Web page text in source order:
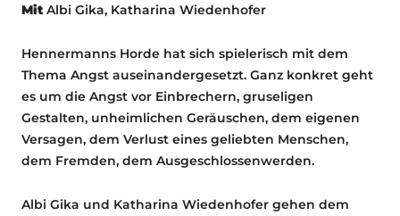
MitAlbi Gika, Katharina Wiedenhofer
Hennermanns Horde hat sich spielerisch mit dem
Thema Angst auseinandergesetzt. Ganz konkret geht
es um die Angst vor Einbrechern, gruseligen
Gestalten, unheimlichen Geräuschen, dem eigenen
Versagen, dem Verlust eines geliebten Menschen,
dem Fremden, dem Ausgeschlossenwerden.
Albi Gika und Katharina Wiedenhofer gehen dem